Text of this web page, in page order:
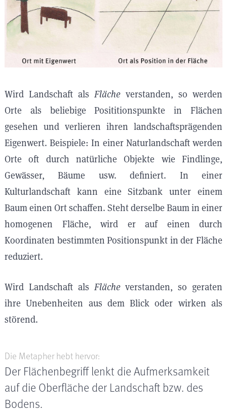
Wird Landschaft als Fläche verstanden, so werden
Orte als beliebige Posititionspunkte in Flächen
gesehen und verlieren ihren landschaftsprägenden
Eigenwert. Beispiele: In einer Naturlandschaft werden
Orte oft durch natürliche Objekte wie Findlinge,
Gewässer, Bäume usw. definiert. In einer
Kulturlandschaft kann eine Sitzbank unter einem
Baum einen Ort schaffen. Steht derselbe Baum in einer
homogenen Fläche, wird er auf einen durch
Koordinaten bestimmten Positionspunkt in der Fläche
reduziert.
Wird Landschaft als Flächeverstanden, so geraten
ihre Unebenheiten aus dem Blick oder wirken als
störend.
Die Metapher hebt hervor:
Der Flächenbegriff lenkt die Aufmerksamkeit
auf die Oberfläche der Landschaft bzw. des
Bodens.